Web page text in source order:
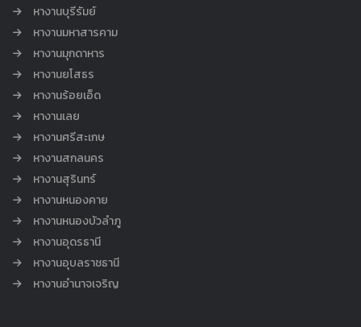
หางานบุรีรัมย์
หางานมหาสารคาม
หางานมุกดาหาร
หางานยโสธร
หางานร้อยเอ็ด
หางานเลย
หางานศรีสะเกษ
หางานสกลนคร
หางานสุรินทร์
หางานหนองคาย
หางานหนองบัวลำภู
หางานอุดรธานี
หางานอุบลราชธานี
หางานอำนาจเจริญ